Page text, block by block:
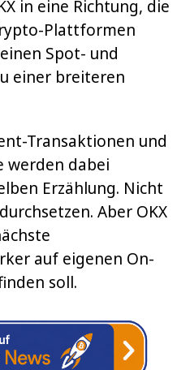
in eine Richtung, die
Plattformen
Spot- und
einer breiteren
Transaktionen und
werden dabei
Erzählung. Nicht
Aber OKX
auf eigenen On-
soll.